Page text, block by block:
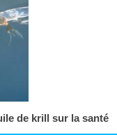
de krill sur la santé